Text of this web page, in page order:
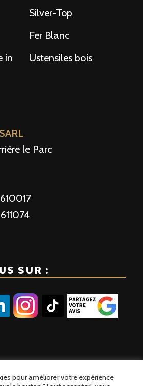
Silver-Top
Fer Blanc
in
Ustensiles bois
le Parc
SUR :
pour améliorer votre expérience